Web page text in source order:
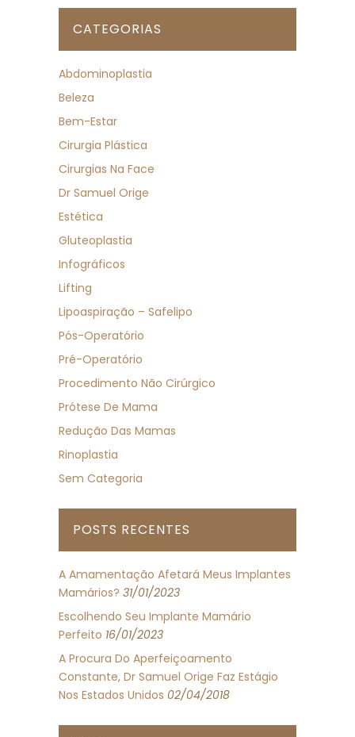
CATEGORIAS
Abdominoplastia
Beleza
Bem-Estar
Cirurgia Plástica
Cirurgias Na Face
Dr Samuel Orige
Estética
Gluteoplastia
Infográficos
Lifting
Lipoaspiração – Safelipo
Pós-Operatório
Pré-Operatório
Procedimento Não Cirúrgico
Prótese De Mama
Redução Das Mamas
Rinoplastia
Sem Categoria
POSTS RECENTES
A Amamentação Afetará Meus Implantes
Mamários? 31/01/2023
Escolhendo Seu Implante Mamário
Perfeito 16/01/2023
A Procura Do Aperfeiçoamento
Constante, Dr Samuel Orige Faz Estágio
Nos Estados Unidos 02/04/2018